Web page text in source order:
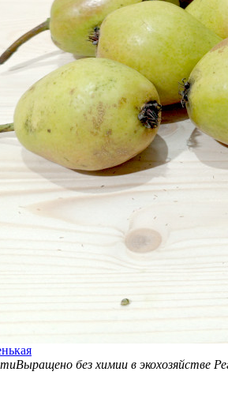
Выращено без химии в экохозяйстве